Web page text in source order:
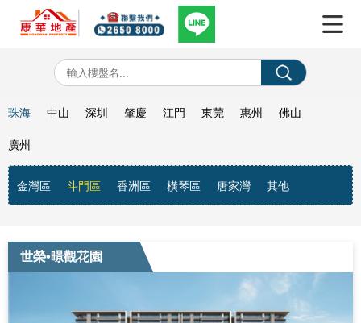
珠海
金灣區 斗門區 香洲區 橫琴區 唐家灣 其他
中山 深圳 肇慶 江門 東莞 惠州 佛山
廣州
世榮•暻觀花園